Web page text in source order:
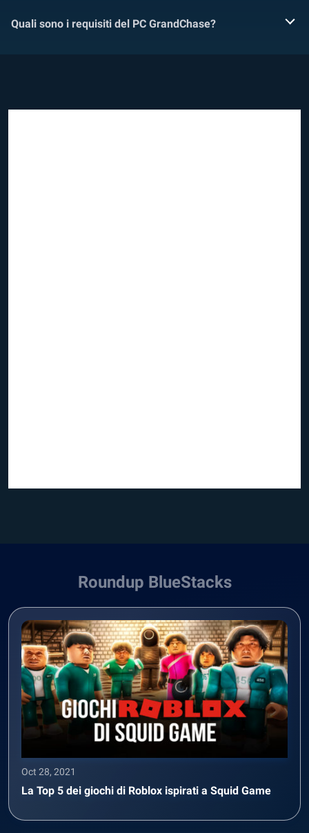
Quali sono i requisiti del PC GrandChase?
Roundup BlueStacks
Oct 28, 2021
La Top 5 dei giochi di Roblox ispirati a Squid Game